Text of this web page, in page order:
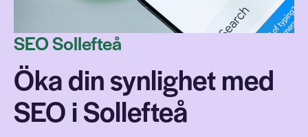
SEO Sollefteå
Öka din synlighet med
SEO i Sollefteå